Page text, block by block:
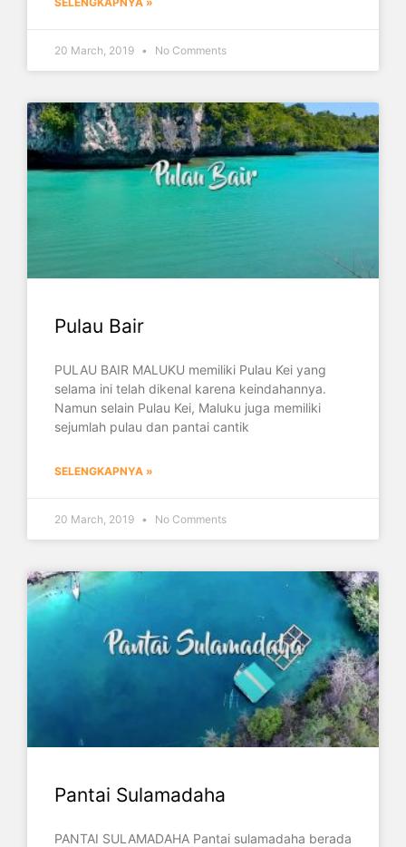
20 March, 2019 No Comments
Pulau Bair
PULAU BAIR MALUKU memiliki Pulau Kei yang
selama ini telah dikenal karena keindahannya.
Namun selain Pulau Kei, Maluku juga memiliki
sejumlah pulau dan pantai cantik
SELENGKAPNYA »
20 March, 2019 No Comments
Pantai Sulamadaha
PANTAI SULAMADAHA Pantai sulamadaha berada